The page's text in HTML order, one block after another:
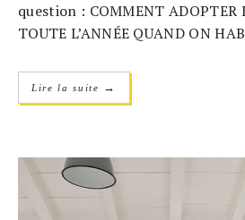
question : COMMENT ADOPTER
TOUTE L’ANNÉE QUAND ON
Lire la suite →